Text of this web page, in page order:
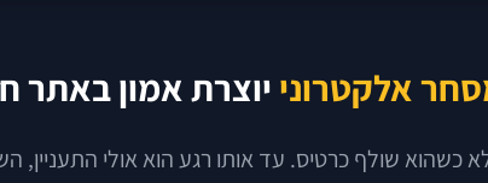
אלקטרוני יוצרת אמון באתר
כשהוא שולף כרטיס. עד אותו רגע הוא אולי